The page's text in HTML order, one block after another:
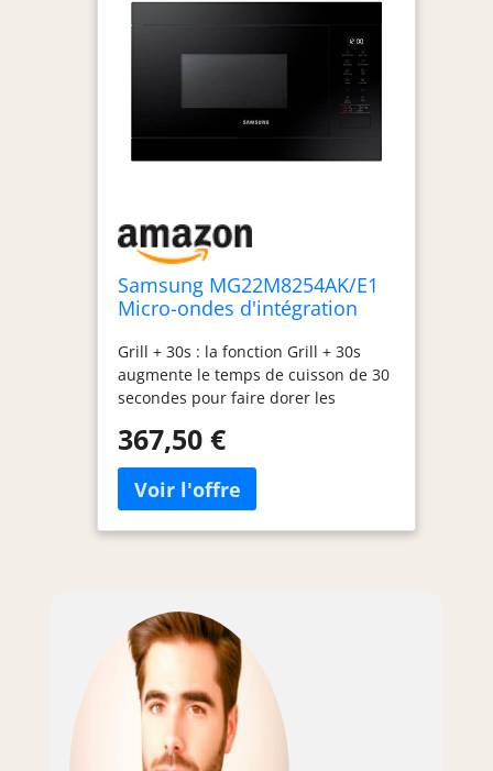
Samsung MG22M8254AK/E1
Micro-ondes d'intégration
Grill + 30s : la fonction Grill + 30s
augmente le temps de cuisson de 30
secondes pour faire dorer les
touche croustillante avec la texture
idéale. Eco Model: économisez de
l'argent avec le mode Eco, réduisant
considérablement la consommation
d'énergie en mode Satandby.
est minime. Désodorisation: expulse
l'air de la cavité intérieure pour que
les odeurs persistantes se dissipent
rapidement. En éliminant les
mauvaises odeurs, la nourriture aura
toujours un goût frais et délicieux
comme il se doit. Keep Warm : la
367,50 €